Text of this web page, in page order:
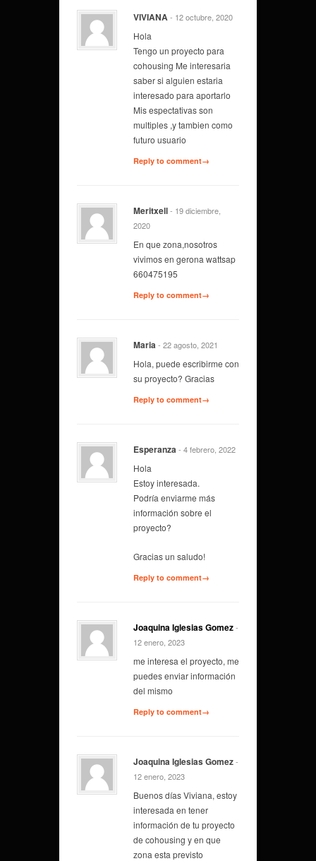
VIVIANA- 12 octubre, 2020
Hola
Tengo un proyecto para
cohousing Me interesaria
saber si alguien estaria
interesado para aportarlo
Mis espectativas son
multiples ,y tambien como
futuro usuario
Reply to comment→
Meritxell- 19 diciembre,
2020
En que zona,nosotros
vivimos en gerona wattsap
660475195
Reply to comment→
Maria- 22 agosto, 2021
Hola, puede escribirme con
su proyecto? Gracias
Reply to comment→
Esperanza- 4 febrero, 2022
Hola
Estoy interesada.
Podría enviarme más
información sobre el
proyecto?
Gracias un saludo!
Reply to comment→
Joaquina Iglesias Gomez-
12 enero, 2023
me interesa el proyecto, me
puedes enviar información
del mismo
Reply to comment→
Joaquina Iglesias Gomez-
12 enero, 2023
Buenos días Viviana, estoy
interesada en tener
información de tu proyecto
de cohousing y en que
zona esta previsto